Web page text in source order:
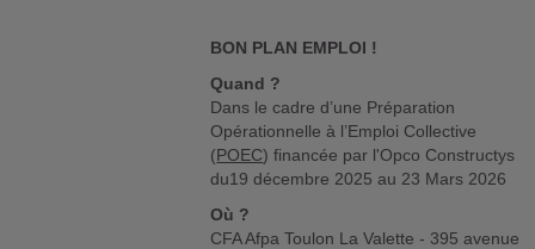
BON PLAN EMPLOI !
Quand ?
Dans le cadre d’une Préparation
Opérationnelle à l’Emploi Collective
(POEC) financée par l'Opco Constructys
du19 décembre 2025 au 23 Mars 2026
Où ?
CFA Afpa Toulon La Valette - 395 avenue